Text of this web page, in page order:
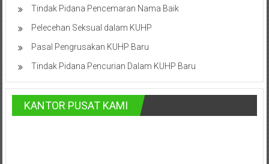
Progo,
Balikpapan,
Jakarta
Pusat,
Tanggerang,
Tindak Pidana Pencemaran Nama Baik
Pelecehan Seksual dalam KUHP
Pasal Pengrusakan KUHP Baru
Tindak Pidana Pencurian Dalam KUHP Baru
KANTOR PUSAT KAMI